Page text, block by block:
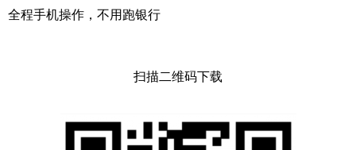
全程手机操作，不用跑银行
扫描二维码下载